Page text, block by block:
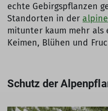
echte Gebirgspflanzen
Standorten in der
mitunter kaum mehr als
Keimen, Blühen und
Schutz der